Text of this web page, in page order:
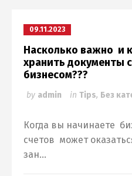
09.11.2023
Насколько важно и
хранить документы
бизнесом???
by admin in Tips, Без
Когда вы начинаете
счетов может
зан...